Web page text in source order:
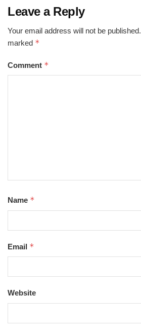
Leave a Reply
Your email address will not be published.
marked *
Comment *
Name *
Email *
Website